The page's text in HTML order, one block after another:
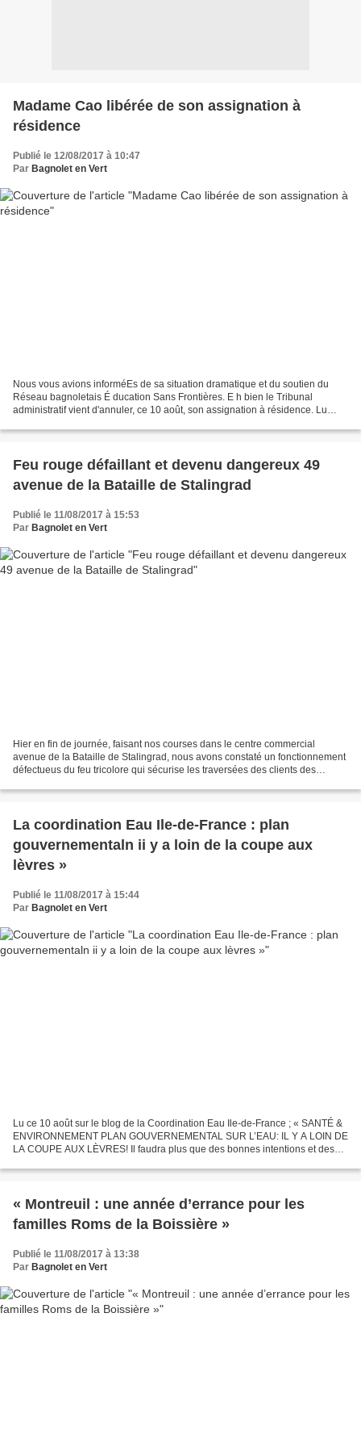
Madame Cao libérée de son assignation à
résidence
Publié le 12/08/2017 à 10:47
Par Bagnolet en Vert
Nous vous avions informéEs de sa situation dramatique et du soutien du
Réseau bagnoletais É ducation Sans Frontières. E h bien le Tribunal
administratif vient d'annuler, ce 10 août, son assignation à résidence. Lu
Feu rouge défaillant et devenu dangereux 49
avenue de la Bataille de Stalingrad
Publié le 11/08/2017 à 15:53
Par Bagnolet en Vert
Hier en fin de journée, faisant nos courses dans le centre commercial
avenue de la Bataille de Stalingrad, nous avons constaté un fonctionnement
défectueus du feu tricolore qui sécurise les traversées des clients des
La coordination Eau Ile-de-France : plan
gouvernementaln ii y a loin de la coupe aux
lèvres »
Publié le 11/08/2017 à 15:44
Par Bagnolet en Vert
Lu ce 10 août sur le blog de la Coordination Eau Ile-de-France ; « SANTÉ &
ENVIRONNEMENT PLAN GOUVERNEMENTAL SUR L’EAU: IL Y A LOIN DE
LA COUPE AUX LÈVRES! Il faudra plus que des bonnes intentions et des
« Montreuil : une année d’errance pour les
familles Roms de la Boissière »
Publié le 11/08/2017 à 13:38
Par Bagnolet en Vert